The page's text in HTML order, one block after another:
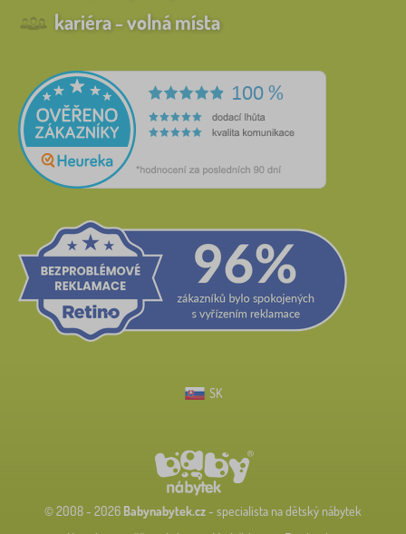
kariéra - volná místa
SK
© 2008 - 2026 Babynabytek.cz- specialista na dětský nábytek